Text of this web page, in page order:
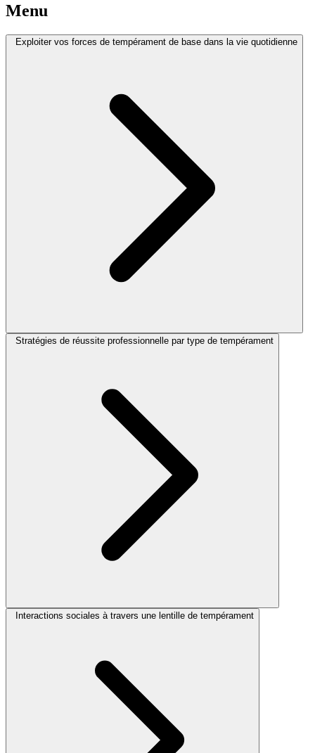
Menu
Exploiter vos forces de tempérament de base dans la vie quotidienne
Stratégies de réussite professionnelle par type de tempérament
Interactions sociales à travers une lentille de tempérament